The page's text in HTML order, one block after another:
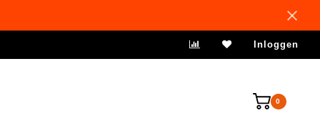
VERZENDING 1-3 WERKDAGEN
Inloggen
0